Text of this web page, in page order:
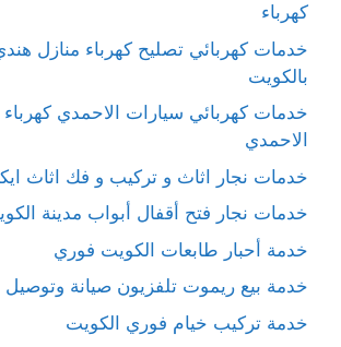
كهرباء
خدمات كهربائي تصليح كهرباء منازل
بالكويت
خدمات كهربائي سيارات الاحمدي
الاحمدي
خدمات نجار اثاث و تركيب و فك اثاث
خدمات نجار فتح أقفال أبواب مدينة
خدمة أحبار طابعات الكويت فوري
خدمة بيع ريموت تلفزيون صيانة
خدمة تركيب خيام فوري الكويت